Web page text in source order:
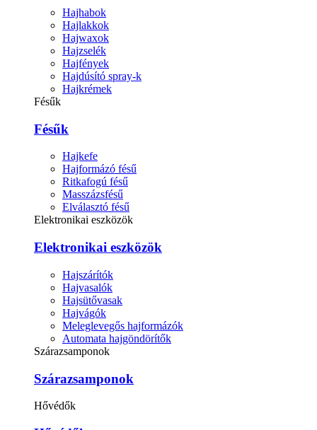
Hajhabok
Hajlakkok
Hajwaxok
Hajzselék
Hajfények
Hajdúsító spray-k
Hajkrémek
Fésűk
Fésűk
Hajkefe
Hajformázó fésű
Ritkafogú fésű
Masszázsfésű
Elválasztó fésű
Elektronikai eszközök
Elektronikai eszközök
Hajszárítók
Hajvasalók
Hajsütővasak
Hajvágók
Meleglevegős hajformázók
Automata hajgöndörítők
Szárazsamponok
Szárazsamponok
Hővédők